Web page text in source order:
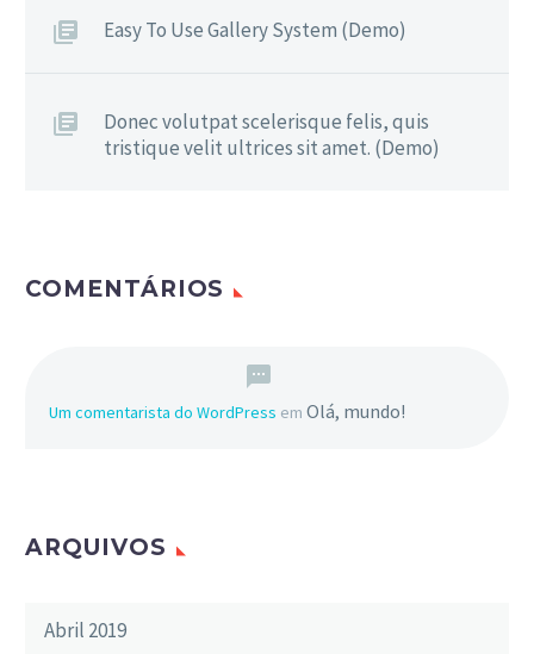
Easy To Use Gallery System (Demo)
Donec volutpat scelerisque felis, quis
tristique velit ultrices sit amet. (Demo)
COMENTÁRIOS
Um comentarista do WordPress em Olá, mundo!
ARQUIVOS
Abril 2019